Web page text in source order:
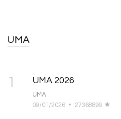
UMA
1 UMA 2026
UMA
09/01/2026
• 27368899